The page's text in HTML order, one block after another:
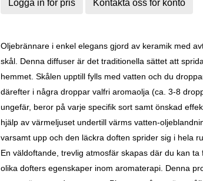
Logga in för pris Kontakta oss för konto
Oljebrännare i enkel elegans gjord av keramik med
skål. Denna diffuser är det traditionella sättet att
hemmet. Skålen upptill fylls med vatten och du
därefter i några droppar valfri aromaolja (ca. 3-8
ungefär, beror på varje specifik sort samt önskad
hjälp av värmeljuset undertill värms vatten-
varsamt upp och den läckra doften sprider sig i hela
En väldoftande, trevlig atmosfär skapas där du kan ta
olika dofters egenskaper inom aromaterapi. Denna